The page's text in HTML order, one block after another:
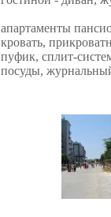
апартаменты
кровать,
пуфик, сплит-
посуды,